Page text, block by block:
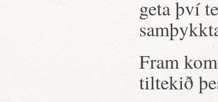
geta því
Fram
tiltekið